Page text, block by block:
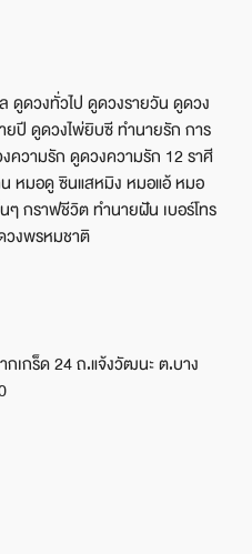
ดูดวงทั่วไป ดูดวงรายวัน ดูดวง
ยปี ดูดวงไพ่ยิบซี ทำนายรัก การ
ความรัก ดูดวงความรัก 12 ราศี
หมอดู ซินแสหมิง หมอแอ้ หมอ
กราฟชีวิต ทำนายฝัน เบอร์โทร
วงพรหมชาติ
เกร็ด 24 ถ.แจ้งวัฒนะ ต.บาง